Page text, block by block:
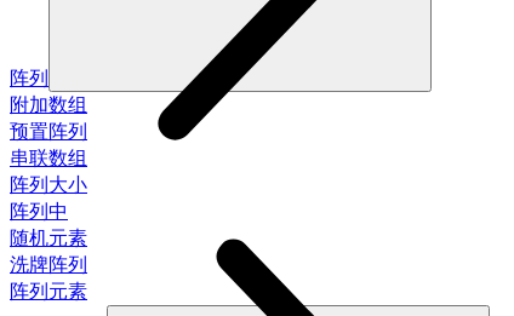
阵列
附加数组
预置阵列
串联数组
阵列大小
阵列中
随机元素
洗牌阵列
阵列元素